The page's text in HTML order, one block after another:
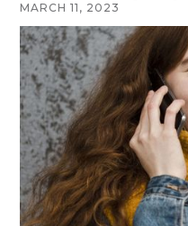
MARCH 11, 2023